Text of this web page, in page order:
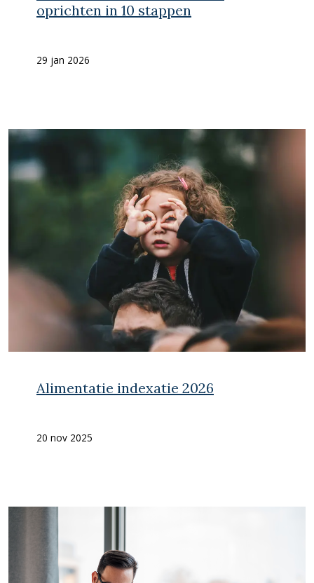
oprichten in 10 stappen
29 jan 2026
Alimentatie indexatie 2026
20 nov 2025